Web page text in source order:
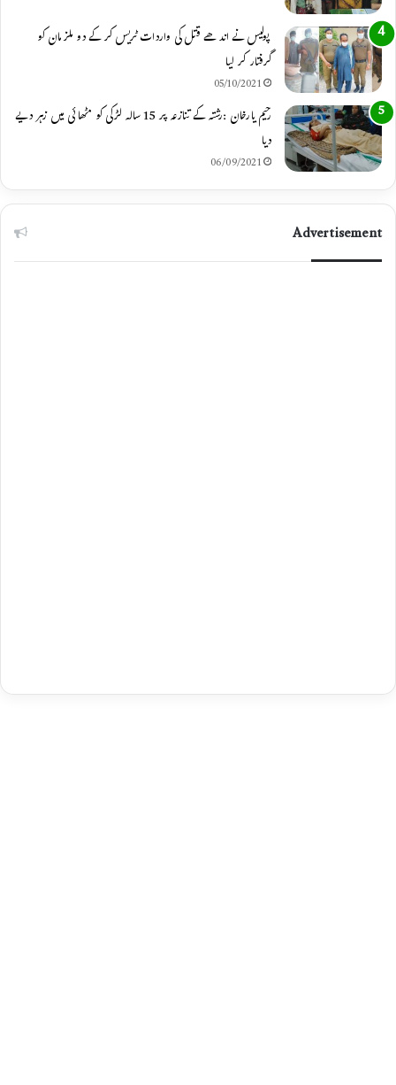
پولیس نے اندھے قتل کی واردات ٹریس کر کے دو ملزمان کو
گرفتار کر لیا
05/10/2021
رحیم یارخان :رشتہ کے تنازعہ پر 15 سالہ لڑکی کو مٹھائی میں زہر دیے
دیا
06/09/2021
Advertisement